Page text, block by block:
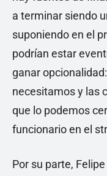
a terminar siendo
suponiendo en el
podrían estar
ganar
necesitamos y las
que lo podemos
funcionario en el
Por su parte,